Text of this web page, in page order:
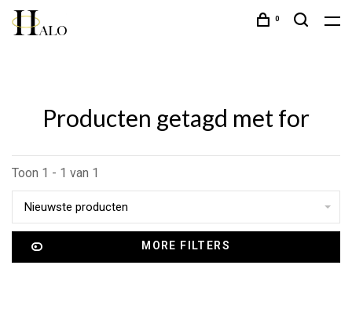
0
Producten getagd met for
Toon 1 - 1 van 1
Nieuwste producten
MORE FILTERS